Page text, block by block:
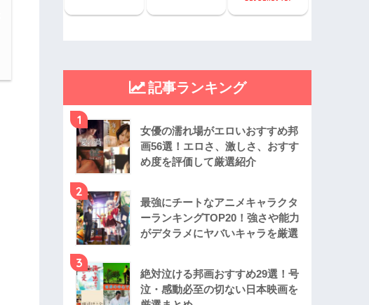
記事ランキング
1
女優の濡れ場がエロいおすすめ邦
画56選！エロさ、激しさ、おすす
め度を評価して厳選紹介
2
最強にチートなアニメキャラクタ
ーランキングTOP20！強さや能力
がデタラメにヤバいキャラを厳選
3
絶対泣ける邦画おすすめ29選！号
泣・感動必至の切ない日本映画を